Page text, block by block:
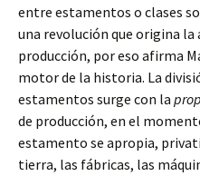
entre estamentos o clases
una revolución que origina la
producción, por eso afirma
motor de la historia. La
estamentos surge con la
de producción, en el
estamento se apropia,
tierra, las fábricas, las